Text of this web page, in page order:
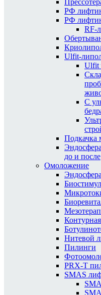
РФ
РФ
RF-
Ulfit-
Ulfit
С
Подкачка
до и после
Омоложение
Нитевой
Пилинги
PRX-T
SMAS